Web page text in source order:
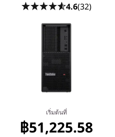
สูงสุด
4.6(32)
เริ่มต้นที่
฿51,225.58